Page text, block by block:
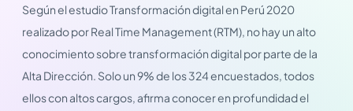
Según el estudio Transformación digital en Perú 2020
realizado por Real Time Management (RTM), no hay un alto
conocimiento sobre transformación digital por parte de la
Alta Dirección. Solo un 9% de los 324 encuestados, todos
ellos con altos cargos, afirma conocer en profundidad el